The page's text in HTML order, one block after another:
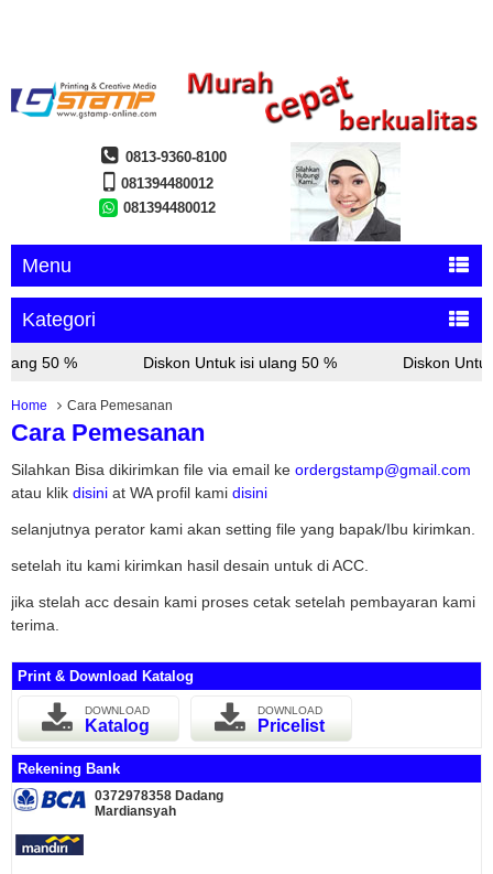
0813-9360-8100
081394480012
081394480012
Menu
Kategori
50 % Diskon Untuk isi ulang 50 % Diskon
Home Cara Pemesanan
Cara Pemesanan
Silahkan Bisa dikirimkan file via email ke ordergstamp@gmail.com
atau klik disini at WA profil kami disini
selanjutnya perator kami akan setting file yang bapak/Ibu kirimkan.
setelah itu kami kirimkan hasil desain untuk di ACC.
jika stelah acc desain kami proses cetak setelah pembayaran kami
terima.
Print & Download Katalog
DOWNLOAD
Katalog
DOWNLOAD
Pricelist
Rekening Bank
0372978358 Dadang
Mardiansyah